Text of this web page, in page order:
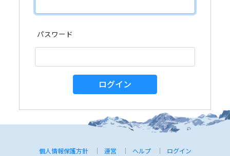
パスワード
ログイン
個人情報保護方針 運営 ヘルプ ログイン